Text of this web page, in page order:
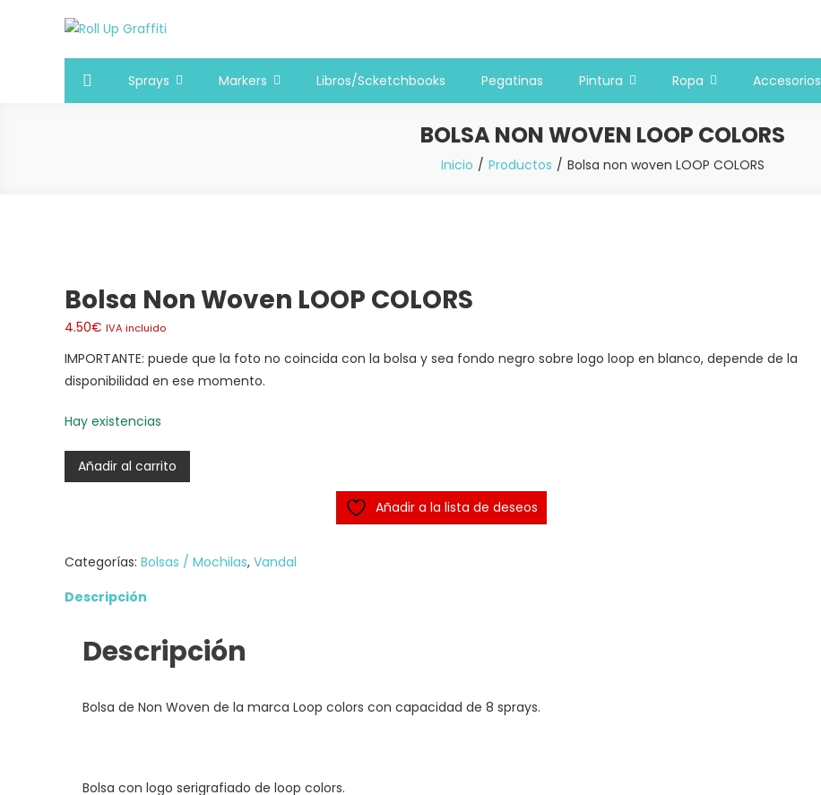
Roll Up Graffiti
Sprays
Markers Libros/Scketchbooks Pegatinas Pintura Ropa Accesorios
BOLSA NON WOVEN LOOP COLORS
Inicio Productos Bolsa non woven LOOP COLORS
Bolsa Non Woven LOOP COLORS
4.50€ IVA incluido
IMPORTANTE: puede que la foto no coincida con la bolsa y sea fondo negro sobre logo loop en blanco, depende de la
disponibilidad en ese momento.
Hay existencias
Bolsa
non
cantidad
Añadir al carrito
Añadir a la lista de deseos
Categorías: Bolsas / Mochilas, Vandal
Descripción
Descripción
Bolsa de Non Woven de la marca Loop colors con capacidad de 8 sprays.
Bolsa con logo serigrafiado de loop colors.